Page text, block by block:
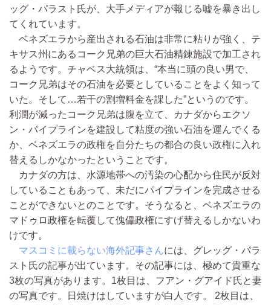
ッグ・パラスト氏が、大手メディアが報じる嘘を暴き出し
てくれています。
ベネズエラから産出される石油は非常に粘りが強く、テ
キサス州にあるコーク兄弟の巨大石油精錬施設で加工され
るようです。チャベス大統領は、“本当に頭の良い男で、
コーク兄弟はその石油を必要としていることをよく知って
いた。そして…若干の割増料金を課した”というのです。
利潤が減ったコーク兄弟は腹を立て、カナダからエクソ
ン・パイプラインを建設して粘度の強い石油を運んでくる
か、ベネズエラの政権を自分たちの都合の良い政権に入れ
替えるしかなかったということです。
カナダの方は、水源地帯への汚染の心配から住民が反対
していることもあって、未だにパイプラインを完成させる
ことができないとのことです。そうなると、ベネズエラの
マドゥロ政権を転覆して傀儡政権にすげ替えるしかないわ
けです。
マスコミに載らない海外記事さんには、グレッグ・パラ
スト氏の記事が出ています。その記事には、極めて貴重な
3枚の写真があります。1枚目は、フアン・グアイド氏と妻
の写真です。日焼けはしていますが白人です。 2枚目は、